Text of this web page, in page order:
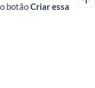
botãoCriar essa